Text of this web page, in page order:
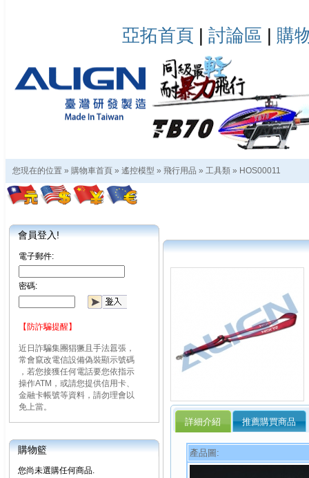
亞拓首頁 | 討論區 | 購
您現在的位置 » 購物車首頁 » 遙控模型 » 飛行用品 » 工具類 » HOS00011
會員登入!
電子郵件:
密碼:
【防詐騙提醒】
近日詐騙集團猖獗且手法囂張，
常會竄改電信設備偽裝顯示號碼
，若您接獲任何電話要您依指示
操作ATM，或請您提供信用卡、
金融卡帳號等資料，請勿理會以
免上當。
購物籃
您尚未選購任何商品.
詳細介紹 推薦購買商品
產品圖: